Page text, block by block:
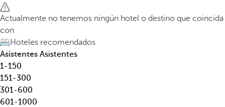
t
e
l
,
d
e
s
t
i
l
a
t
e
c
l
a
d
e
Actualmente no tenemos ningún hotel o destino que coincida
con
Hoteles recomendados
Asistentes Asistentes
1-150
151-300
301-600
601-1000